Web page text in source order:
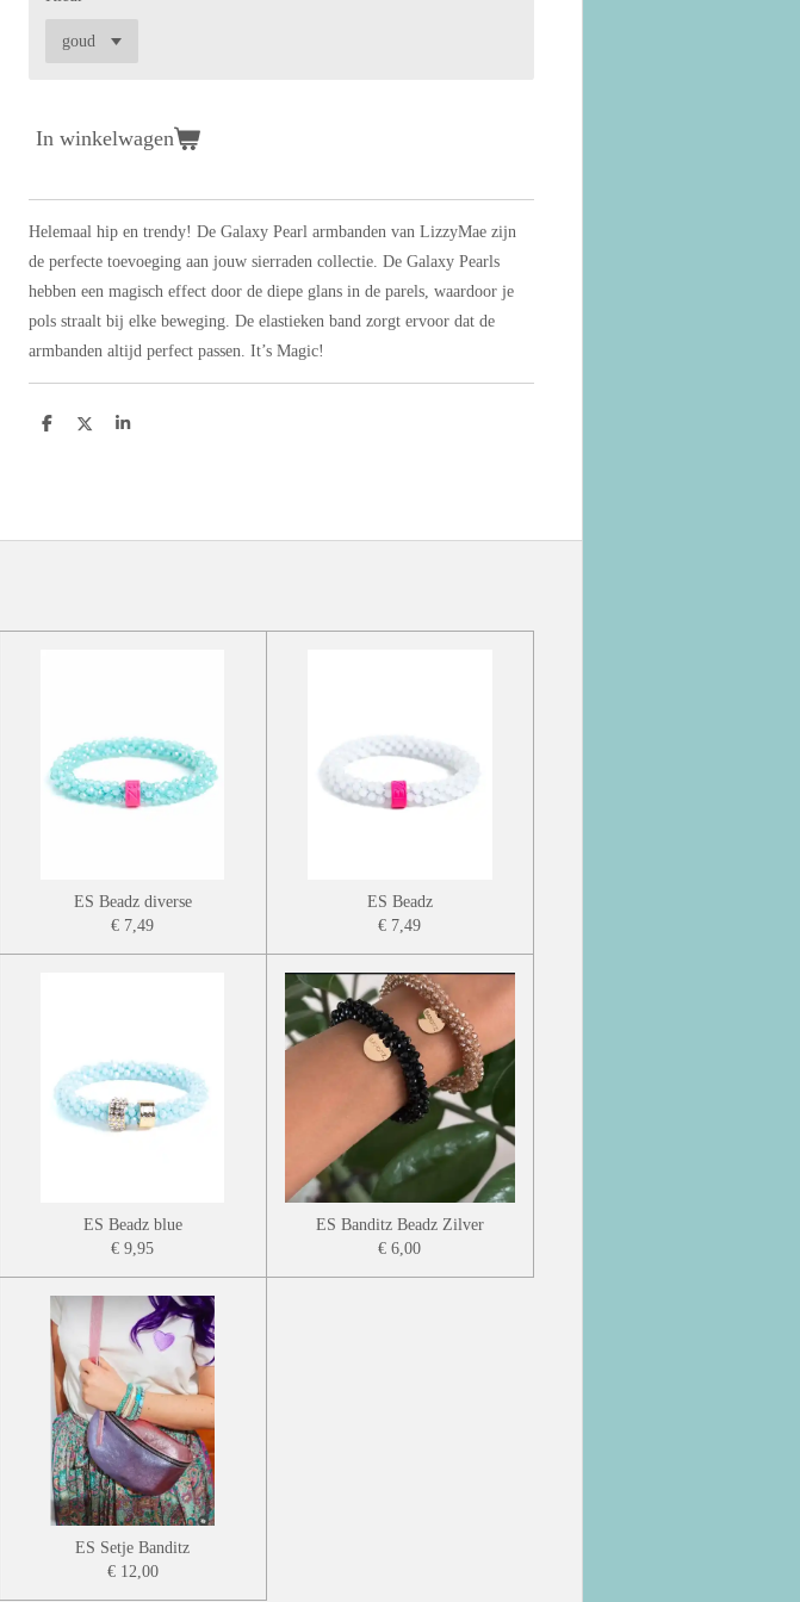
In winkelwagen
Helemaal hip en trendy! De Galaxy Pearl armbanden van LizzyMae zijn
de perfecte toevoeging aan jouw sierraden collectie. De Galaxy Pearls
hebben een magisch effect door de diepe glans in de parels, waardoor je
pols straalt bij elke beweging. De elastieken band zorgt ervoor dat de
armbanden altijd perfect passen. It’s Magic!
D
D
S
ES Beadz diverse
€ 7,49
ES Beadz
€ 7,49
ES Beadz blue
€ 9,95
ES Banditz Beadz Zilver
€ 6,00
ES Setje Banditz
€ 12,00